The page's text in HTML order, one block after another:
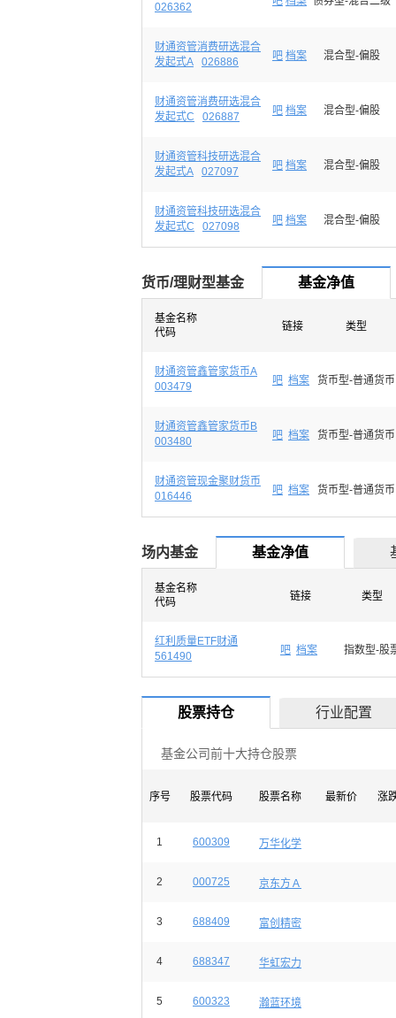
026362
财通资管消费研选混合
发起式A
026886 吧 档案 混合型-偏股
财通资管消费研选混合
发起式C
026887 吧 档案 混合型-偏股
财通资管科技研选混合
发起式A
027097 吧 档案 混合型-偏股
财通资管科技研选混合
发起式C
027098 吧 档案 混合型-偏股
货币/理财型基金 基金净值
基金名称
代码
链接 类型
财通资管鑫管家货币A
003479
吧 档案 货币型-普通货币
财通资管鑫管家货币B
003480
吧 档案 货币型-普通货币
财通资管现金聚财货币
016446
吧 档案 货币型-普通货币
场内基金 基金净值
基金名称
代码
链接 类型
红利质量ETF财通
561490
吧 档案 指数型-股
股票持仓 行业配置
基金公司前十大持仓股票
序号 股票代码 股票名称 最新价 涨
1 600309 万华化学
2 000725 京东方Ａ
3 688409 富创精密
4 688347 华虹宏力
5 600323 瀚蓝环境